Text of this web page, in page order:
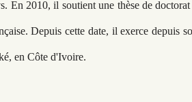
En 2010, il soutient une thèse de
Depuis cette date, il exerce depuis
en Côte d'Ivoire.